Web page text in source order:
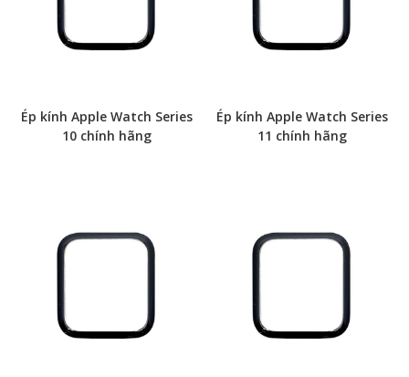
Ép kính Apple Watch Series
10 chính hãng
Ép kính Apple Watch Series
11 chính hãng